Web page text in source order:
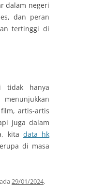
dalam negeri
dan peran
tertinggi di
tidak hanya
artis-artis
juga dalam
kita data hk
di masa
29/01/2024.